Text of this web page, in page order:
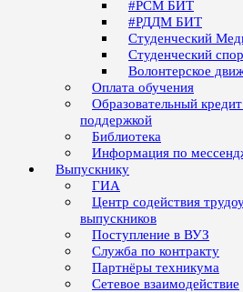
#РСМ БИТ
#РДДМ БИТ
Студенческий
Студенческий
Волонтерское
Оплата обучения
Образовательный
поддержкой
Библиотека
Информация по
Выпускнику
ГИА
Центр содействия
выпускников
Поступление в ВУЗ
Служба по контракту
Партнёры техникума
Сетевое взаимодействие